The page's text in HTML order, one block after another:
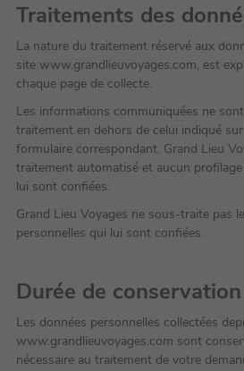
Traitements des
La nature du traitement réservé aux
site www.grandlieuvoyages.com, est
chaque page de collecte.
Les informations communiquées ne
traitement en dehors de celui indiqué
formulaire correspondant. Grand Lieu
traitement automatisé et aucun
lui sont confiées.
Grand Lieu Voyages ne sous-traite pas
personnelles qui lui sont confiées.
Durée de
Les données personnelles collectées
www.grandlieuvoyages.com sont
nécessaire au traitement de votre